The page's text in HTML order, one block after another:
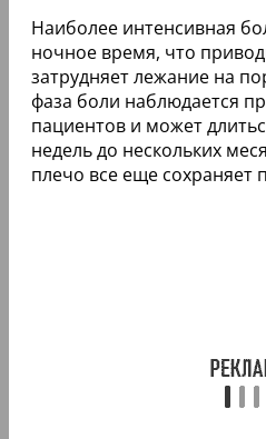
Наиболее интенсивная
ночное время, что
затрудняет лежание на
фаза боли наблюдается
пациентов и может
недель до нескольких
плечо все еще сохраняет